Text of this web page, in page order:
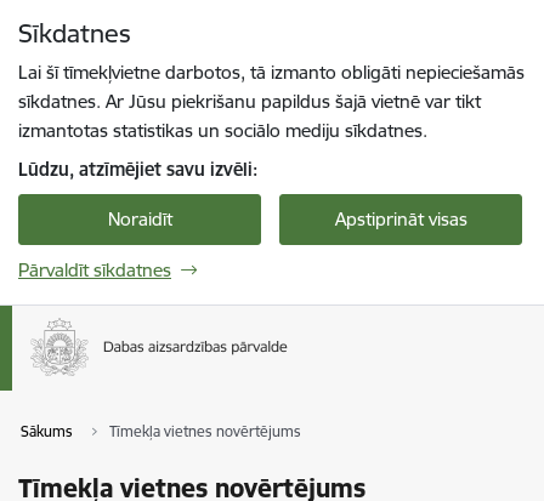
Sīkdatnes
Lai šī tīmekļvietne darbotos, tā izmanto obligāti nepieciešamās
sīkdatnes. Ar Jūsu piekrišanu papildus šajā vietnē var tikt
izmantotas statistikas un sociālo mediju sīkdatnes.
Lūdzu, atzīmējiet savu izvēli:
Noraidīt Apstiprināt visas
Pārvaldīt sīkdatnes
Sākums Tīmekļa vietnes novērtējums
Tīmekļa vietnes novērtējums